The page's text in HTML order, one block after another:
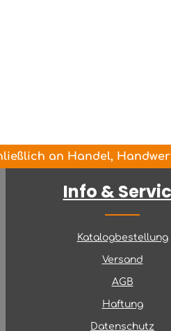
an Handel,
Info &
Katalogbestellung
Versand
AGB
Haftung
Datenschutz